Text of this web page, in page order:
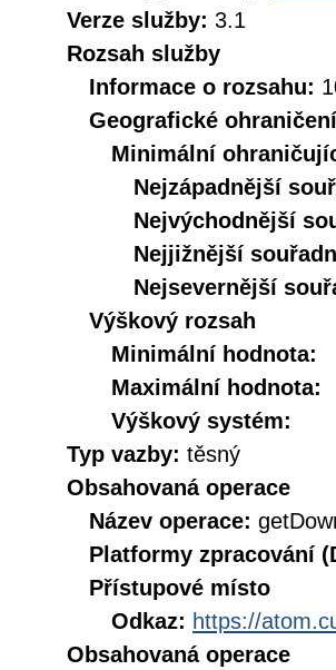
Verze služby: 3.1
Rozsah služby
Informace o rozsahu:
Geografické ohraničení
Minimální
Nejzápadnější
Nejvýchodnější
Nejjižnější
Nejsevernější
Výškový rozsah
Minimální hodnota:
Maximální hodnota:
Výškový systém:
Typ vazby: těsný
Obsahovaná operace
Název operace:
Platformy zpracování
Přístupové místo
Odkaz: https://
Obsahovaná operace